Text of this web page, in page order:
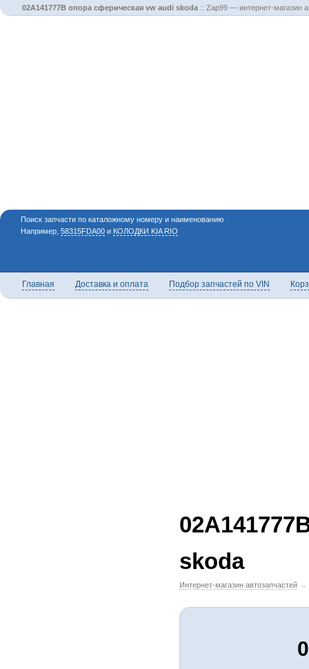
02A141777B опора сферическая vw audi skoda :: Zap99 — интернет-магазин
Поиск запчасти по каталожному номеру и наименованию
Например, 58315FDA00 и КОЛОДКИ KIA RIO
Главная Доставка и оплата Подбор запчастей по VIN
skoda
Интернет-магазин автозапчастей →